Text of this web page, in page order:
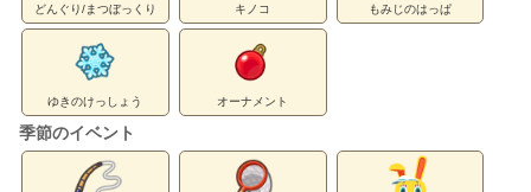
どんぐり/まつぼっくり キノコ もみじのはっぱ
ゆきのけっしょう オーナメント
季節のイベント